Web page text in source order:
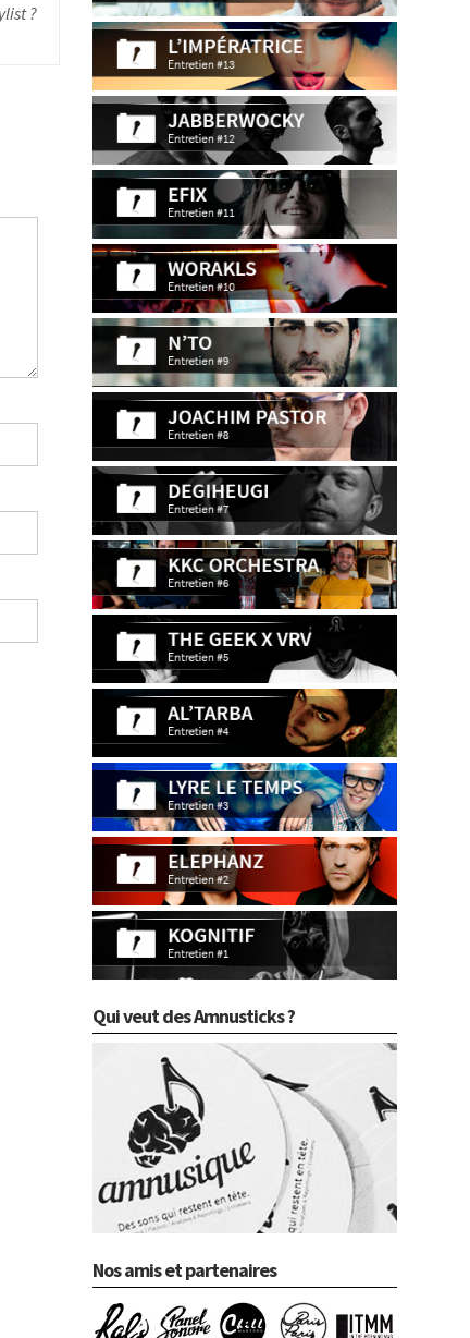
?
Qui veut des Amnusticks ?
Nos amis et partenaires